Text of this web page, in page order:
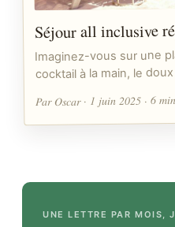
Séjour all inclusive
Imaginez-vous sur une
cocktail à la main, le
Par Oscar · 1 juin 2025 · 6
UNE LETTRE PAR MOIS,